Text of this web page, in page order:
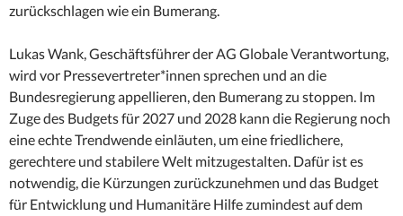
zurückschlagen wie ein Bumerang.
Lukas Wank, Geschäftsführer der AG Globale Verantwortung,
wird vor Pressevertreter*innen sprechen und an die
Bundesregierung appellieren, den Bumerang zu stoppen. Im
Zuge des Budgets für 2027 und 2028 kann die Regierung noch
eine echte Trendwende einläuten, um eine friedlichere,
gerechtere und stabilere Welt mitzugestalten. Dafür ist es
notwendig, die Kürzungen zurückzunehmen und das Budget
für Entwicklung und Humanitäre Hilfe zumindest auf dem